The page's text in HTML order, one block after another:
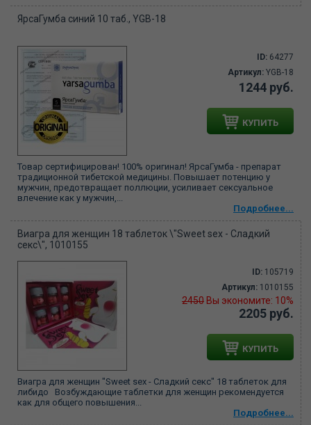
ЯрсаГумба синий 10 таб., YGB-18
ID: 64277
Артикул: YGB-18
1244 руб.
КУПИТЬ
Товар сертифицирован! 100% оригинал! ЯрсаГумба - препарат
традиционной тибетской медицины. Повышает потенцию у
мужчин, предотвращает поллюции, усиливает сексуальное
влечение как у мужчин,...
Подробнее...
Виагра для женщин 18 таблеток \"Sweet sex - Cладкий
секс\", 1010155
ID: 105719
Артикул: 1010155
2450 Вы экономите: 10%
2205 руб.
КУПИТЬ
Виагра для женщин "Sweet sex - Cладкий секс" 18 таблеток для
либидо Возбуждающие таблетки для женщин рекомендуется
как для общего повышения...
Подробнее...